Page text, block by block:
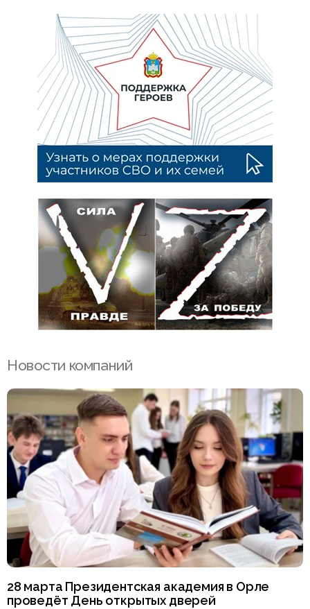
Новости компаний
28 марта Президентская академия в Орле
проведёт День открытых дверей